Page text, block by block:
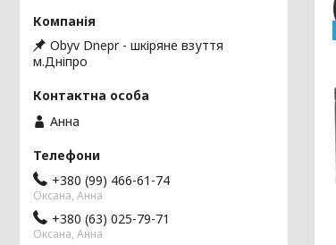
Obyv Dnepr - шкіряне взуття
м.Дніпро
Анна
+380 (99) 466-61-74
Оксана, Анна
+380 (63) 025-79-71
Оксана, Анна